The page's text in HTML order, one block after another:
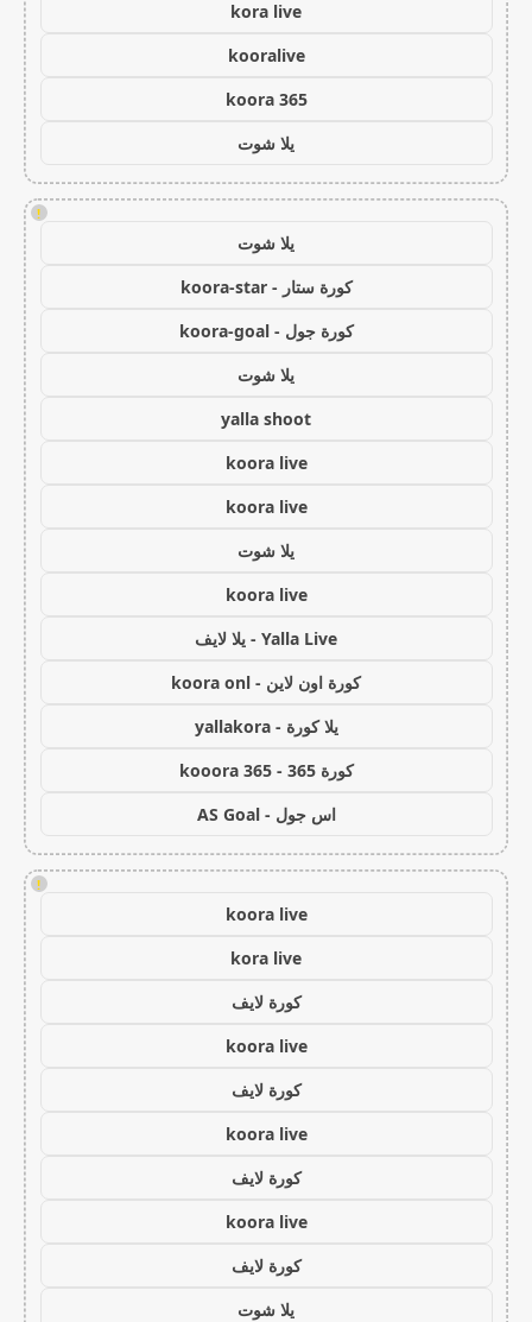
kora live
kooralive
koora 365
يلا شوت
!
يلا شوت
كورة ستار - koora-star
كورة جول - koora-goal
يلا شوت
yalla shoot
koora live
koora live
يلا شوت
koora live
Yalla Live - يلا لايف
كورة اون لاين - koora onl
يلا كورة - yallakora
كورة 365 - kooora 365
اس جول - AS Goal
!
koora live
kora live
كورة لايف
koora live
كورة لايف
koora live
كورة لايف
koora live
كورة لايف
يلا شوت